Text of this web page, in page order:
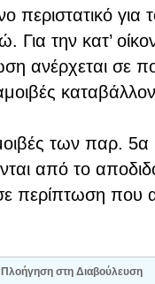
περιστατικό για
την κατ’
ανέρχεται σε
των παρ. 5α
από το
περίπτωση που
Πλοήγηση στη Διαβούλευση